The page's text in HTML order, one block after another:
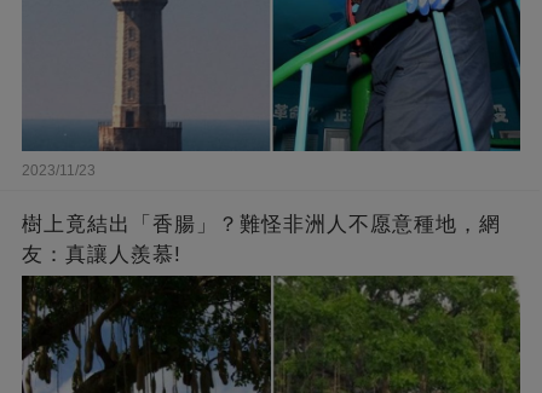
2023/11/23
樹上竟結出「香腸」？難怪非洲人不愿意種地，網
友：真讓人羨慕!